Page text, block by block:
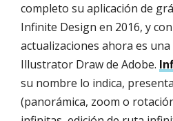
completo su aplicación de
Infinite Design en 2016, y
actualizaciones ahora es
Illustrator Draw de Adobe.
su nombre lo indica,
(panorámica, zoom o